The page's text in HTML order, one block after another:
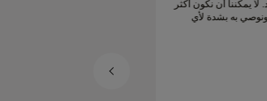
يمكننا أن نكون أكثر
به بشدة لأي